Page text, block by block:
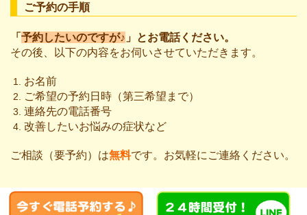
ご予約の手順
「 予約したいのですが♪ 」とお電話ください。
その後、以下の内容をお伺いさせていただきます。
お名前
ご希望の予約日時（第三希望まで）
連絡先の電話番号
改善したいお悩みの症状など
ご相談（要予約）は無料です。お気軽にご連絡ください。